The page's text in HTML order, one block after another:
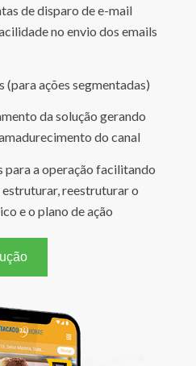
de disparo de e-mail
no envio dos emails
ações segmentadas)
da solução gerando
do canal
para a operação facilitando
reestruturar o
e o plano de ação